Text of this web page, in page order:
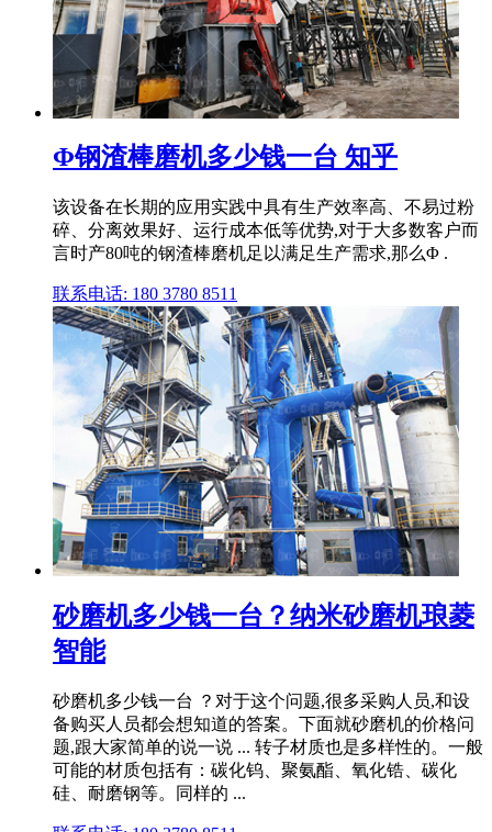
Φ钢渣棒磨机多少钱一台 知乎
该设备在长期的应用实践中具有生产效率高、不易过粉
碎、分离效果好、运行成本低等优势,对于大多数客户而
言时产80吨的钢渣棒磨机足以满足生产需求,那么Φ .
联系电话: 180 3780 8511
砂磨机多少钱一台？纳米砂磨机琅菱
智能
砂磨机多少钱一台 ？对于这个问题,很多采购人员,和设
备购买人员都会想知道的答案。下面就砂磨机的价格问
题,跟大家简单的说一说 ... 转子材质也是多样性的。一般
可能的材质包括有：碳化钨、聚氨酯、氧化锆、碳化
硅、耐磨钢等。同样的 ...